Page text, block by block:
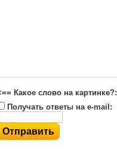
Какое слово на картинке?:
Получать ответы на e-mail: